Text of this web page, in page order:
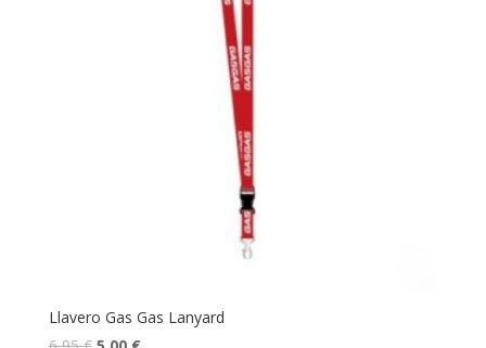
Llavero Gas Gas Lanyard